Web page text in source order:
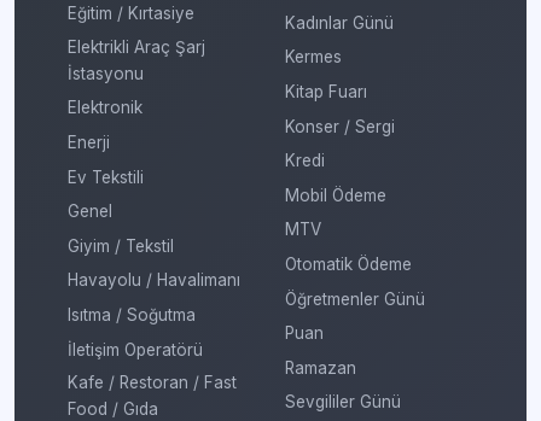
Eğitim / Kırtasiye
Elektrikli Araç Şarj
İstasyonu
Elektronik
Enerji
Ev Tekstili
Genel
Giyim / Tekstil
Havayolu / Havalimanı
Isıtma / Soğutma
İletişim Operatörü
Kafe / Restoran / Fast
Food / Gıda
Kadınlar Günü
Kermes
Kitap Fuarı
Konser / Sergi
Kredi
Mobil Ödeme
MTV
Otomatik Ödeme
Öğretmenler Günü
Puan
Ramazan
Sevgililer Günü